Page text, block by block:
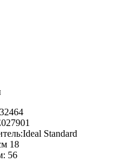
32464
Ideal Standard
18
56